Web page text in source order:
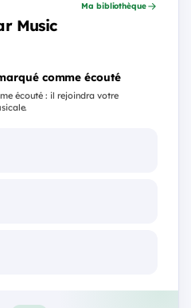
Music
Ma bibliothèque
comme écouté
écouté : il rejoindra votre